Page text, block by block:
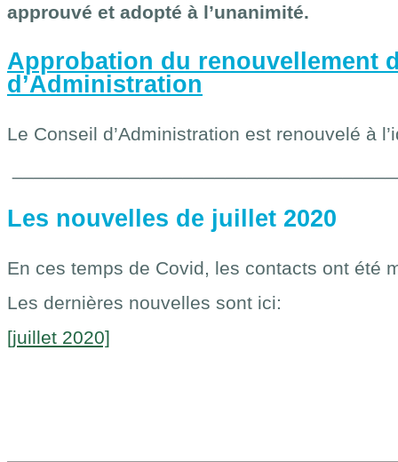
approuvé et adopté à l’unanimité.
Approbation du renouvellement
d’Administration
Le Conseil d’Administration est renouvelé à
Les nouvelles de juillet 2020
En ces temps de Covid, les contacts ont été
Les dernières nouvelles sont ici:
[juillet 2020]